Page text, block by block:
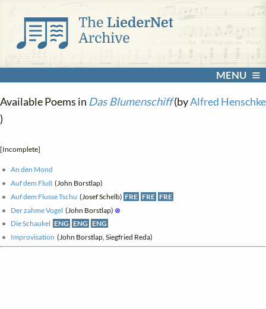
MENU
Available Poems in Das Blumenschiff(byAlfred Henschke
)
[Incomplete]
An den Mond
Auf dem Fluß (John Borstlap)
Auf dem Flusse Tschu (Josef Schelb) FRE FRE FRE
Der zahme Vogel (John Borstlap) ⊗
Die Schaukel ENG ENG ENG
Improvisation (John Borstlap, Siegfried Reda)